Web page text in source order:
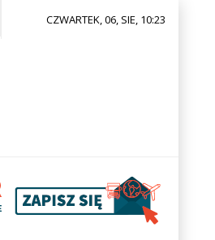
CZWARTEK, 06, SIE, 10:23